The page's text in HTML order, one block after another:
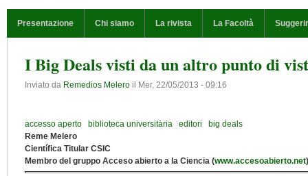
Presentazione Chi siamo La rivista La Facoltà
I Big Deals visti da un altro punto di
Inviato da Remedios Melero il Mer, 22/05/2013 - 09:16
accesso aperto biblioteca universitària editori
big deals
Reme Melero
Científica Titular CSIC
Membro del gruppo Acceso abierto a la Ciencia (www.accesoabierto.net)